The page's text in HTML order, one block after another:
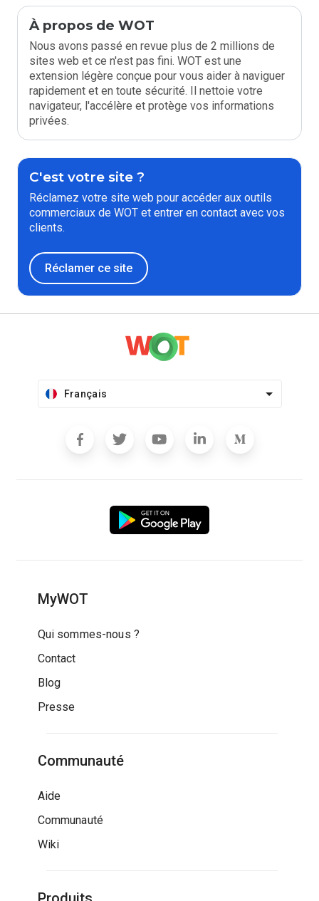
À propos de WOT
Nous avons passé en revue plus de 2 millions de
sites web et ce n'est pas fini. WOT est une
extension légère conçue pour vous aider à naviguer
rapidement et en toute sécurité. Il nettoie votre
navigateur, l'accélère et protège vos informations
privées.
C'est votre site ?
Réclamez votre site web pour accéder aux outils
commerciaux de WOT et entrer en contact avec vos
clients.
Réclamer ce site
Français
MyWOT
Qui sommes-nous ?
Contact
Blog
Presse
Communauté
Aide
Communauté
Wiki